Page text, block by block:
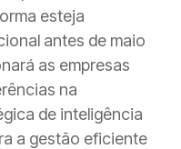
esteja
antes de maio
as empresas
na
de inteligência
a gestão eficiente